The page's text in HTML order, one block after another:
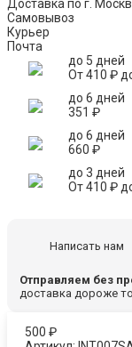
Доставка по г.
Самовывоз
Курьер
Почта
до 5 дней
От410 ₽
до 6 дней
351 ₽
до 6 дней
660 ₽
до 3 дней
От410 ₽
Написать нам
Отправляем без
доставка дороже
500 ₽